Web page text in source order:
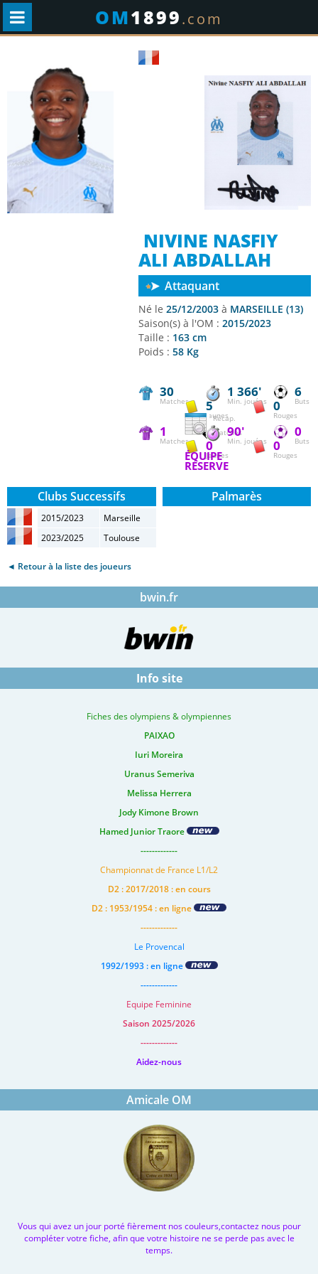
OM1899.com
NIVINE NASFIY
ALI ABDALLAH
Attaquant
Né le 25/12/2003 à MARSEILLE (13)
Saison(s) à l'OM : 2015/2023
Taille : 163 cm
Poids : 58 Kg
30
Matches
1 366'
Min. jouées
6
Buts
5
Jaunes
0
Rouges
Récap.
matches
1
Matches
90'
Min. jouées
0
Buts
0
Jaunes
0
Rouges
ÉQUIPE
RÉSERVE
Clubs Successifs
2015/2023
Marseille
2023/2025
Toulouse
Palmarès
◄ Retour à la liste des joueurs
bwin.fr
Info site
Fiches des olympiens & olympiennes
PAIXAO
Iuri Moreira
Uranus Semeriva
Melissa Herrera
Jody Kimone Brown
Hamed Junior Traore
-------------
Championnat de France L1/L2
D2 : 2017/2018 : en cours
D2 : 1953/1954 : en ligne
-------------
Le Provencal
1992/1993 : en ligne
-------------
Equipe Feminine
Saison 2025/2026
-------------
Aidez-nous
Amicale OM
Vous qui avez un jour porté fièrement nos couleurs,contactez nous pour
compléter votre fiche, afin que votre histoire ne se perde pas avec le
temps.